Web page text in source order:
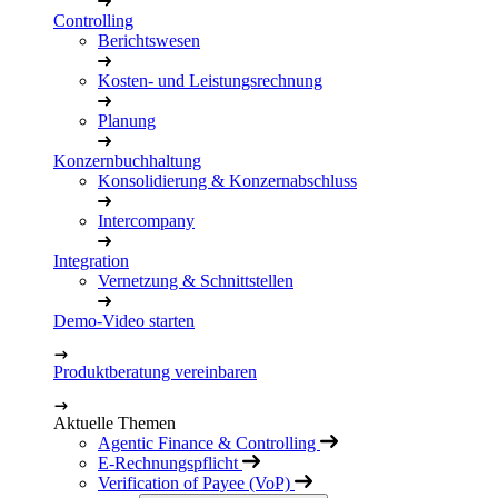
Controlling
Berichtswesen
Kosten- und Leistungsrechnung
Planung
Konzernbuchhaltung
Konsolidierung & Konzernabschluss
Intercompany
Integration
Vernetzung & Schnittstellen
Demo-Video starten
Produktberatung vereinbaren
Aktuelle Themen
Agentic Finance & Controlling
E-Rechnungspflicht
Verification of Payee (VoP)